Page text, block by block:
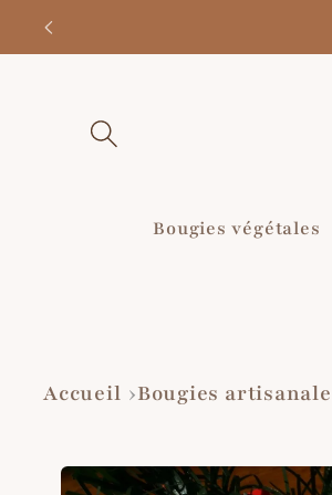
passer
au
Bougies végétales
Accueil Bougies
Passer aux